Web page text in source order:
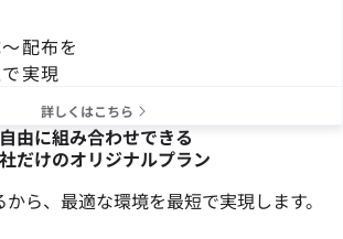
配布を
実現
詳しくはこちら
自由に組み合わせできる
だけのオリジナルプラン
ら、最適な環境を最短で実現します。